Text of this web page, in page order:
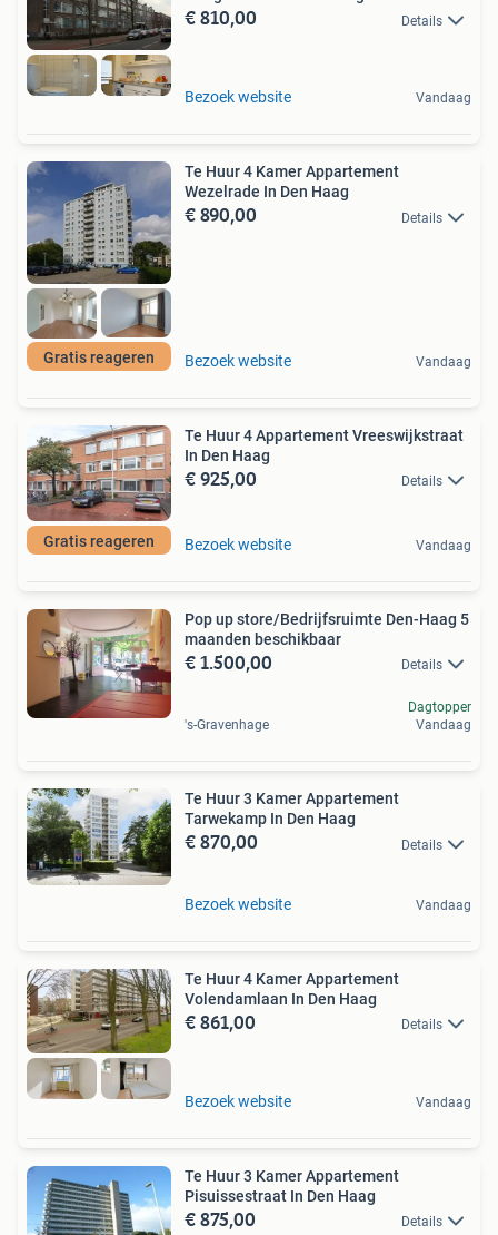
€ 810,00 Details
Bezoek website Vandaag
Gratis reageren
Te Huur 4 Kamer Appartement
Wezelrade In Den Haag
€ 890,00 Details
Bezoek website Vandaag
Gratis reageren
Te Huur 4 Appartement Vreeswijkstraat
In Den Haag
€ 925,00 Details
Bezoek website Vandaag
Pop up store/Bedrijfsruimte Den-Haag 5
maanden beschikbaar
€ 1.500,00 Details
's-Gravenhage
Dagtopper
Vandaag
Te Huur 3 Kamer Appartement
Tarwekamp In Den Haag
€ 870,00 Details
Bezoek website Vandaag
Te Huur 4 Kamer Appartement
Volendamlaan In Den Haag
€ 861,00 Details
Bezoek website Vandaag
Te Huur 3 Kamer Appartement
Pisuissestraat In Den Haag
€ 875,00 Details